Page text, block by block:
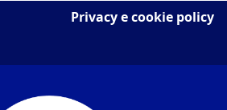
Privacy e cookie policy